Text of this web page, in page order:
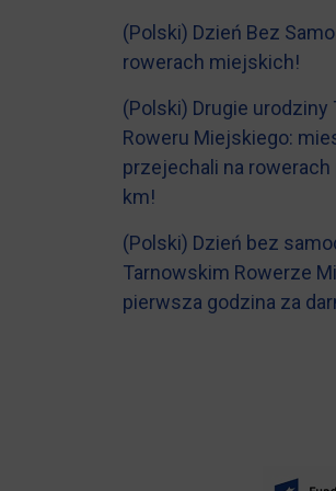
(Polski) Dzień Bez
rowerach miejskich!
(Polski) Drugie urodziny
Roweru Miejskiego:
przejechali na rowerach
km!
(Polski) Dzień bez
Tarnowskim Rowerze
pierwsza godzina za